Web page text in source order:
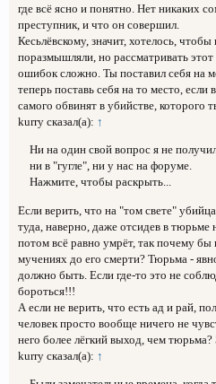
где всё ясно и понятно. Нет никаких
преступник, и что он совершил.
Кесьлёвскому, значит, хотелось,
поразмышляли, но рассматривать
ошибок сложно. Ты поставил себя на
теперь поставь себя на то место,
самого обвинят в убийстве, которого
kurry сказал(а): ↑
Ни на один свой вопрос я не
ни в "гугле", ни у нас на форуме.
Нажмите, чтобы раскрыть...
Если верить, что на "том свете"
туда, наверно, даже отсидев в тюрьме
потом всё равно умрёт, так почему
мучениях до его смерти? Тюрьма -
должно быть. Если где-то это не
бороться!!!
А если не верить, что есть ад и рай,
человек просто вообще ничего не
него более лёгкий выход, чем тюрьма?
kurry сказал(а): ↑